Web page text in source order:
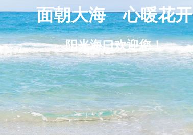
面朝大海 心暖花开
阳光海口欢迎您！